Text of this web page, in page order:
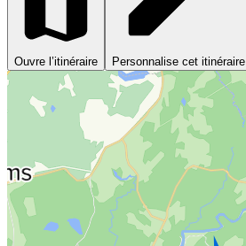
Ouvre l’itinéraire Personnalise cet itinéraire